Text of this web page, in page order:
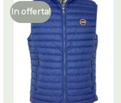
In offerta!